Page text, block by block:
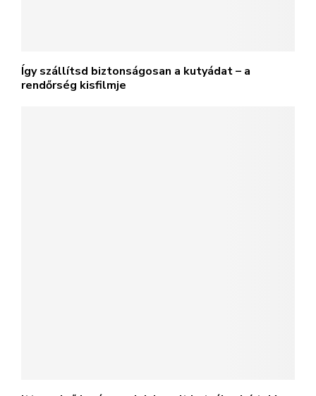
Így szállítsd biztonságosan a kutyádat – a
rendőrség kisfilmje